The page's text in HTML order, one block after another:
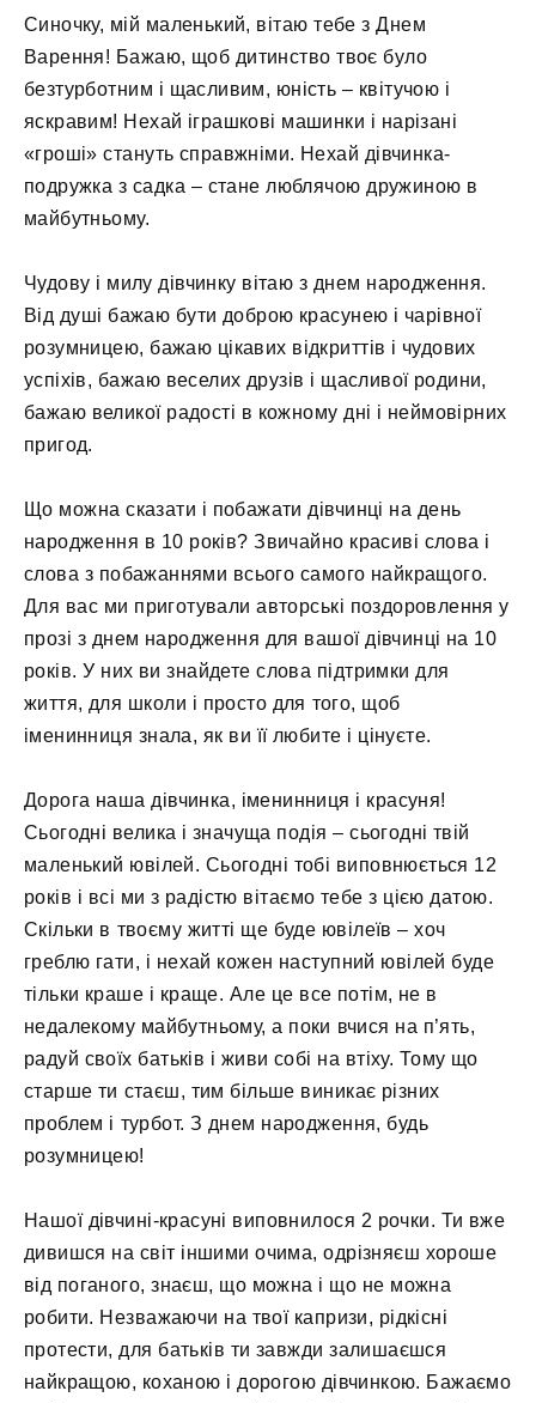
Синочку, мій маленький, вітаю тебе з Днем
Варення! Бажаю, щоб дитинство твоє було
безтурботним і щасливим, юність – квітучою і
яскравим! Нехай іграшкові машинки і нарізані
«гроші» стануть справжніми. Нехай дівчинка-
подружка з садка – стане люблячою дружиною в
майбутньому.
Чудову і милу дівчинку вітаю з днем ​​народження.
Від душі бажаю бути доброю красунею і чарівної
розумницею, бажаю цікавих відкриттів і чудових
успіхів, бажаю веселих друзів і щасливої ​​родини,
бажаю великої радості в кожному дні і неймовірних
пригод.
Що можна сказати і побажати дівчинці на день
народження в 10 років? Звичайно красиві слова і
слова з побажаннями всього самого найкращого.
Для вас ми приготували авторські поздоровлення у
прозі з днем ​​народження для вашої дівчинці на 10
років. У них ви знайдете слова підтримки для
життя, для школи і просто для того, щоб
іменинниця знала, як ви її любите і цінуєте.
Дорога наша дівчинка, іменинниця і красуня!
Сьогодні велика і значуща подія – сьогодні твій
маленький ювілей. Сьогодні тобі виповнюється 12
років і всі ми з радістю вітаємо тебе з цією датою.
Скільки в твоєму житті ще буде ювілеїв – хоч
греблю гати, і нехай кожен наступний ювілей буде
тільки краше і краще. Але це все потім, не в
недалекому майбутньому, а поки вчися на п’ять,
радуй своїх батьків і живи собі на втіху. Тому що
старше ти стаєш, тим більше виникає різних
проблем і турбот. З днем ​​народження, будь
розумницею!
Нашої дівчині-красуні виповнилося 2 рочки. Ти вже
дивишся на світ іншими очима, одрізняєш хороше
від поганого, знаєш, що можна і що не можна
робити. Незважаючи на твої капризи, рідкісні
протести, для батьків ти завжди залишаєшся
найкращою, коханою і дорогою дівчинкою. Бажаємо